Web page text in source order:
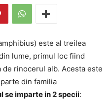
este al treilea
lume, primul loc fiind
rinocerul alb. Acesta este
din familia
se imparte in 2 specii: